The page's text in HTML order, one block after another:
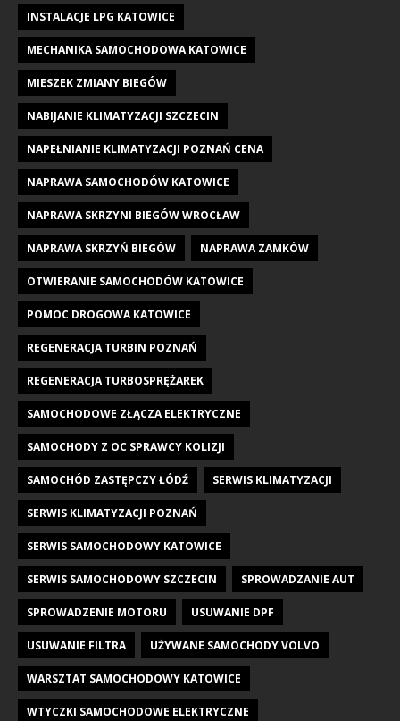
INSTALACJE LPG KATOWICE
MECHANIKA SAMOCHODOWA KATOWICE
MIESZEK ZMIANY BIEGÓW
NABIJANIE KLIMATYZACJI SZCZECIN
NAPEŁNIANIE KLIMATYZACJI POZNAŃ CENA
NAPRAWA SAMOCHODÓW KATOWICE
NAPRAWA SKRZYNI BIEGÓW WROCŁAW
NAPRAWA SKRZYŃ BIEGÓW NAPRAWA ZAMKÓW
OTWIERANIE SAMOCHODÓW KATOWICE
POMOC DROGOWA KATOWICE
REGENERACJA TURBIN POZNAŃ
REGENERACJA TURBOSPRĘŻAREK
SAMOCHODOWE ZŁĄCZA ELEKTRYCZNE
SAMOCHODY Z OC SPRAWCY KOLIZJI
SAMOCHÓD ZASTĘPCZY ŁÓDŹ SERWIS KLIMATYZACJI
SERWIS KLIMATYZACJI POZNAŃ
SERWIS SAMOCHODOWY KATOWICE
SERWIS SAMOCHODOWY SZCZECIN SPROWADZANIE AUT
SPROWADZENIE MOTORU USUWANIE DPF
USUWANIE FILTRA UŻYWANE SAMOCHODY VOLVO
WARSZTAT SAMOCHODOWY KATOWICE
WTYCZKI SAMOCHODOWE ELEKTRYCZNE